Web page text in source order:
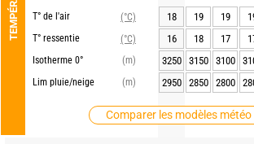
T° de l'air
(°C)
T° ressentie
(°C)
Isotherme 0°
(m)
Lim pluie/neige
(m)
Comparer les modèles météo
18 19 19
16
18 17
3250
3150 3100
2950
2850 2800